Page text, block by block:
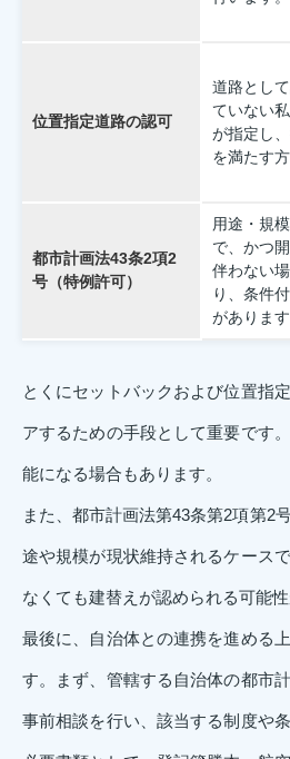
位置指定道路の認可
道路とし
ていない
が指定し
を満たす方
都市計画法43条2項2
号（特例許可）
用途・規
で、かつ
伴わない
り、条件
があります
とくにセットバックおよび位置指
アするための手段として重要です
能になる場合もあります。
また、都市計画法第43条第2項第2
途や規模が現状維持されるケース
なくても建替えが認められる可能性
最後に、自治体との連携を進める
す。まず、管轄する自治体の都市
事前相談を行い、該当する制度や